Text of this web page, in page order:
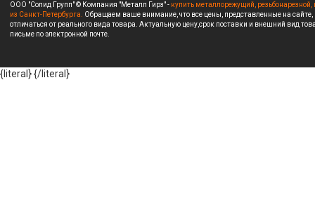
ООО "Солид Групп" © Компания "Металл Гирз" - купить металлорежущий,
из Санкт-Петербурга. Обращаем ваше внимание, что все цены, представленные на
отличаться от реального вида товара. Актуальную цену,срок поставки и внешний вид
письме по электронной почте.
{literal}{/literal}